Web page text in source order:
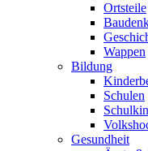
Ortsteile
Wappen
Bildung
Schulen
Gesundheit